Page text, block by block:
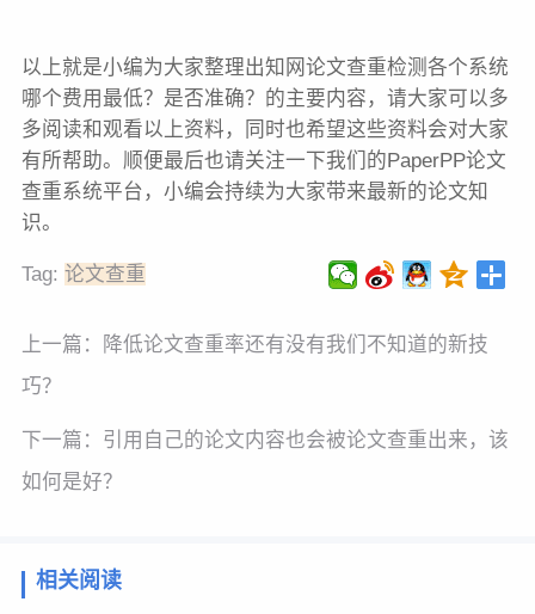
以上就是小编为大家整理出知网论文查重检测各个系统
哪个费用最低？是否准确？的主要内容，请大家可以多
多阅读和观看以上资料，同时也希望这些资料会对大家
有所帮助。顺便最后也请关注一下我们的PaperPP论文
查重系统平台，小编会持续为大家带来最新的论文知
识。
Tag: 论文查重
上一篇：
降低论文查重率还有没有我们不知道的新技
巧？
下一篇： 引用自己的论文内容也会被论文查重出来，该
如何是好？
相关阅读